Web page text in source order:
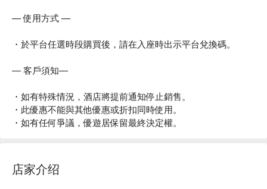
— 使用方式 —
・於平台任選時段購買後，請在入座時出示平台兌換碼。
— 客戶須知—
・如有特殊情況，酒店將提前通知停止銷售。
・此優惠不能與其他優惠或折扣同時使用。
・如有任何爭議，優遊居保留最終決定權。
店家介绍